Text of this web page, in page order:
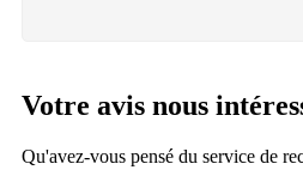
Votre avis nous
Qu'avez-vous pensé du service de